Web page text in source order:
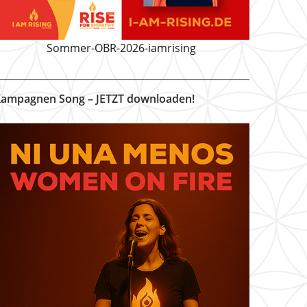
Sommer-OBR-2026-iamrising
Song – JETZT downloaden!